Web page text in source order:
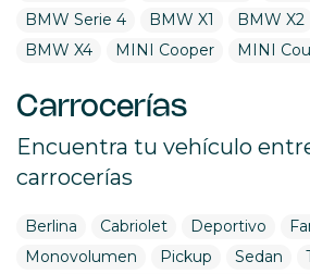
BMW Serie 4
BMW X1 BMW X2
BMW X4
MINI Cooper MINI
Carrocerías
Encuentra tu vehículo
carrocerías
Berlina Cabriolet Deportivo
Monovolumen
Pickup Sedan